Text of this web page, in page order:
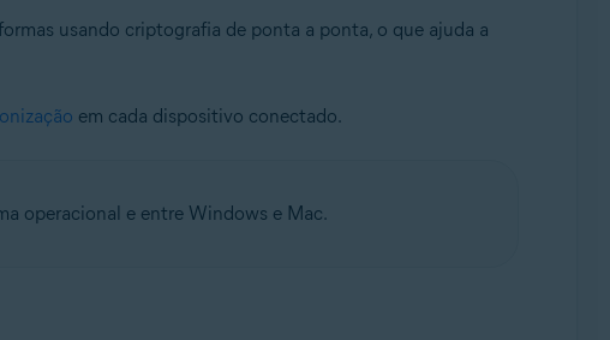
usando criptografia de ponta a ponta, o que ajuda a
em cada dispositivo conectado.
operacional e entre Windows e Mac.